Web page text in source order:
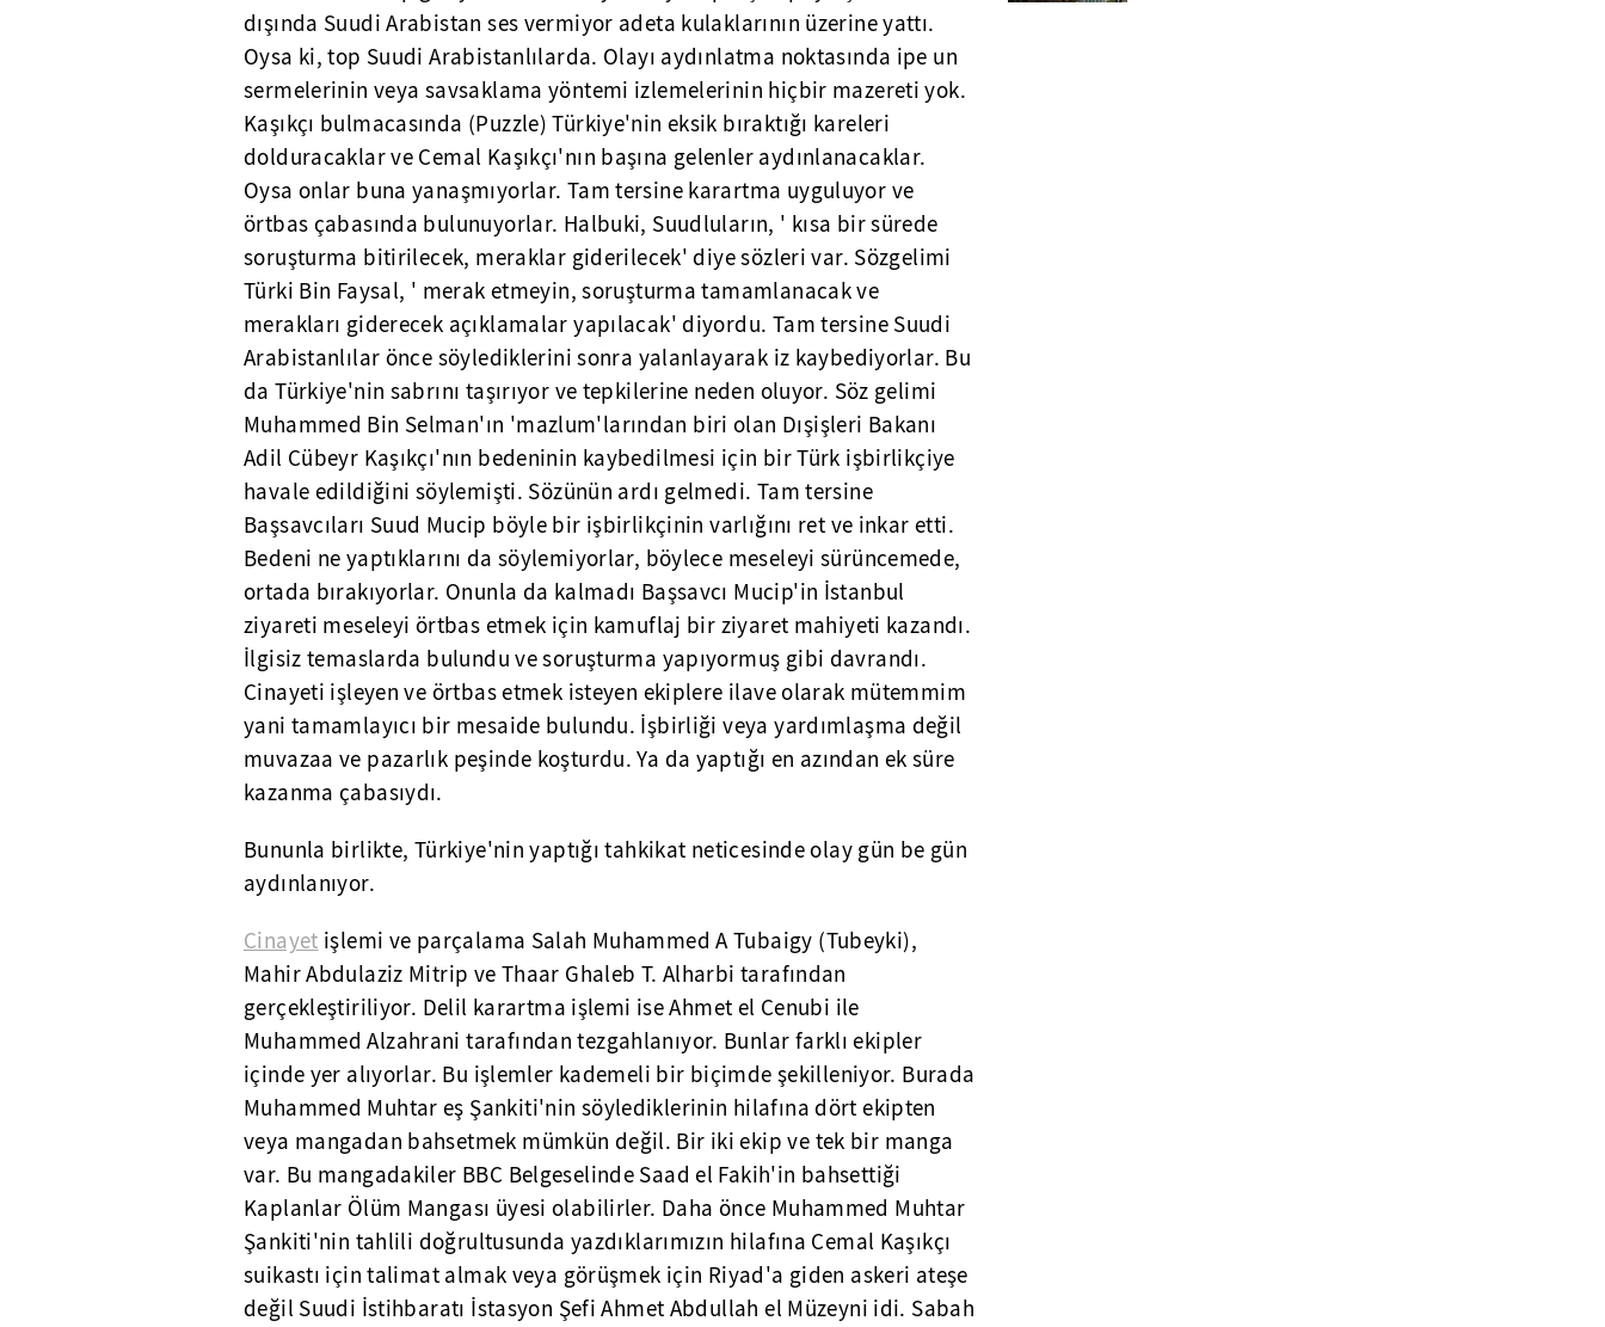
dışında Suudi Arabistan ses vermiyor adeta kulaklarının üzerine yattı.
Oysa ki, top Suudi Arabistanlılarda. Olayı aydınlatma noktasında ipe un
sermelerinin veya savsaklama yöntemi izlemelerinin hiçbir mazereti yok.
Kaşıkçı bulmacasında (Puzzle) Türkiye'nin eksik bıraktığı kareleri
dolduracaklar ve Cemal Kaşıkçı'nın başına gelenler aydınlanacaklar.
Oysa onlar buna yanaşmıyorlar. Tam tersine karartma uyguluyor ve
örtbas çabasında bulunuyorlar. Halbuki, Suudluların, ' kısa bir sürede
soruşturma bitirilecek, meraklar giderilecek' diye sözleri var. Sözgelimi
Türki Bin Faysal, ' merak etmeyin, soruşturma tamamlanacak ve
merakları giderecek açıklamalar yapılacak' diyordu. Tam tersine Suudi
Arabistanlılar önce söylediklerini sonra yalanlayarak iz kaybediyorlar. Bu
da Türkiye'nin sabrını taşırıyor ve tepkilerine neden oluyor. Söz gelimi
Muhammed Bin Selman'ın 'mazlum'larından biri olan Dışişleri Bakanı
Adil Cübeyr Kaşıkçı'nın bedeninin kaybedilmesi için bir Türk işbirlikçiye
havale edildiğini söylemişti. Sözünün ardı gelmedi. Tam tersine
Başsavcıları Suud Mucip böyle bir işbirlikçinin varlığını ret ve inkar etti.
Bedeni ne yaptıklarını da söylemiyorlar, böylece meseleyi sürüncemede,
ortada bırakıyorlar. Onunla da kalmadı Başsavcı Mucip'in İstanbul
ziyareti meseleyi örtbas etmek için kamuflaj bir ziyaret mahiyeti kazandı.
İlgisiz temaslarda bulundu ve soruşturma yapıyormuş gibi davrandı.
Cinayeti işleyen ve örtbas etmek isteyen ekiplere ilave olarak mütemmim
yani tamamlayıcı bir mesaide bulundu. İşbirliği veya yardımlaşma değil
muvazaa ve pazarlık peşinde koşturdu. Ya da yaptığı en azından ek süre
kazanma çabasıydı.
Bununla birlikte, Türkiye'nin yaptığı tahkikat neticesinde olay gün be gün
aydınlanıyor.
Cinayet işlemi ve parçalama Salah Muhammed A Tubaigy (Tubeyki),
Mahir Abdulaziz Mitrip ve Thaar Ghaleb T. Alharbi tarafından
gerçekleştiriliyor. Delil karartma işlemi ise Ahmet el Cenubi ile
Muhammed Alzahrani tarafından tezgahlanıyor. Bunlar farklı ekipler
içinde yer alıyorlar. Bu işlemler kademeli bir biçimde şekilleniyor. Burada
Muhammed Muhtar eş Şankiti'nin söylediklerinin hilafına dört ekipten
veya mangadan bahsetmek mümkün değil. Bir iki ekip ve tek bir manga
var. Bu mangadakiler BBC Belgeselinde Saad el Fakih'in bahsettiği
Kaplanlar Ölüm Mangası üyesi olabilirler. Daha önce Muhammed Muhtar
Şankiti'nin tahlili doğrultusunda yazdıklarımızın hilafına Cemal Kaşıkçı
suikastı için talimat almak veya görüşmek için Riyad'a giden askeri ateşe
değil Suudi İstihbaratı İstasyon Şefi Ahmet Abdullah el Müzeyni idi. Sabah